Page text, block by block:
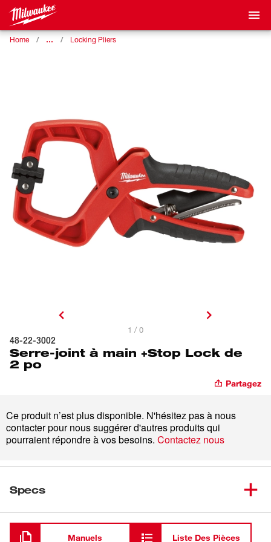
Home … Locking Pliers
1 / 0
48-22-3002
Serre-joint à main +Stop Lock de
2 po
Partagez
Ce produit n’est plus disponible. N'hésitez pas à nous
contacter pour nous suggérer d'autres produits qui
pourraient répondre à vos besoins. Contactez nous
Specs
Chargement
Manuels Liste Des Pièces